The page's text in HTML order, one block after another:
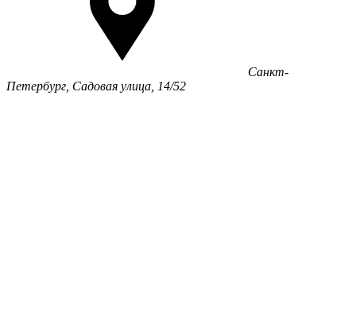
Санкт-
Петербург, Садовая улица, 14/52